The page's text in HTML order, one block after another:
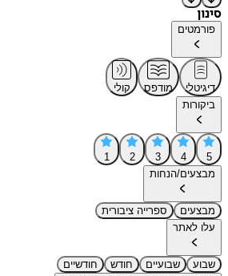
סינון
פורמטים
דיגיטלי מודפס
קולי
ביקורות
5
4
3
2
1
מבצעים/הנחות
מבצעים
ספרייה ציבורית
עלו לאתר
שבוע שבועיים חודש
חודשיים